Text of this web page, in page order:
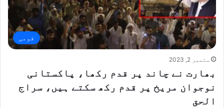
قومی
ستمبر 2, 2023
بھارت نے چاند پر قدم رکھا، پاکستانی
نوجوان مریخ پر قدم رکھ سکتے ہیں، سراج
الحق